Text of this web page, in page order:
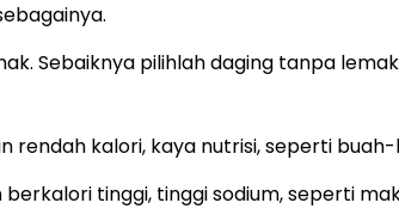
Sebaiknya pilihlah daging tanpa
rendah kalori, kaya nutrisi, seperti
tinggi, tinggi sodium, seperti